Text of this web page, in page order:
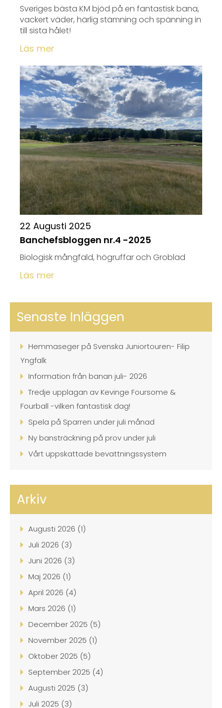
Sveriges bästa KM bjöd på en fantastisk bana,
vackert väder, härlig stämning och spänning in
till sista hålet!
Läs mer
22 Augusti 2025
Banchefsbloggen nr.4 -2025
Biologisk mångfald, högruffar och Groblad
Läs mer
Senaste Inläggen
Hemmaseger på Svenska Juniortouren- Filip
Yngfalk
Information från banan juli- 2026
Tredje upplagan av Kevinge Foursome &
Fourball -vilken fantastisk dag!
Spela på Sparren under juli månad
Ny bansträckning på prov under juli
Vårt uppskattade bevattningssystem
Arkiv
Augusti 2026 (1)
Juli 2026 (3)
Juni 2026 (3)
Maj 2026 (1)
April 2026 (4)
Mars 2026 (1)
December 2025 (5)
November 2025 (1)
Oktober 2025 (5)
September 2025 (4)
Augusti 2025 (3)
Juli 2025 (3)